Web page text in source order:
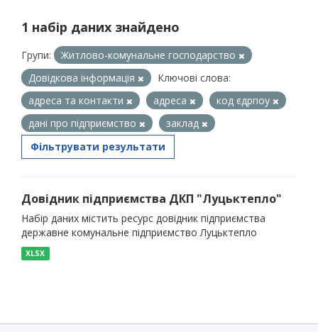
1 набір даних знайдено
Групи:
Житлово-комунальне господарство
Довідкова інформація
Ключові слова:
адреса та контакти
адреса
код єдрпоу
дані про підприємство
заклад
Фільтрувати результати
Довідник підприємства ДКП "Луцьктепло"
Набір даних містить ресурс довідник підприємства
державне комунальне підприємство Луцьктепло
XLSX